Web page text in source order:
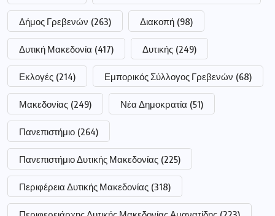
Δήμος Γρεβενών (263) Διακοπή (98)
Δυτική Μακεδονία (417) Δυτικής (249)
Εκλογές (214) Εμπορικός Σύλλογος Γρεβενών (68)
Μακεδονίας (249) Νέα Δημοκρατία (51)
Πανεπιστήμιο (264)
Πανεπιστήμιο Δυτικής Μακεδονίας (225)
Περιφέρεια Δυτικής Μακεδονίας (318)